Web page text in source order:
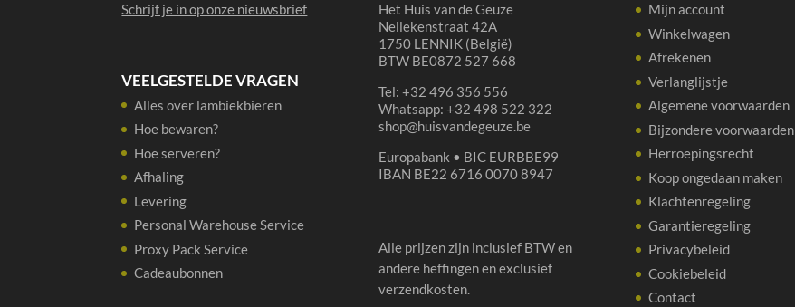
Schrijf je in op onze nieuwsbrief
VEELGESTELDE VRAGEN
Alles over lambiekbieren
Hoe bewaren?
Hoe serveren?
Afhaling
Levering
Personal Warehouse Service
Proxy Pack Service
Cadeaubonnen
Het Huis van de Geuze
Nellekenstraat 42A
1750 LENNIK (België)
BTW BE0872 527 668
Tel: +32 496 356 556
Whatsapp: +32 498 522 322
shop@huisvandegeuze.be
Europabank • BIC EURBBE99
IBAN BE22 6716 0070 8947
Alle prijzen zijn inclusief BTW en
andere heffingen en exclusief
verzendkosten.
Mijn account
Winkelwagen
Afrekenen
Verlanglijstje
Algemene voorwaarden
Bijzondere voorwaarden
Herroepingsrecht
Koop ongedaan maken
Klachtenregeling
Garantieregeling
Privacybeleid
Cookiebeleid
Contact